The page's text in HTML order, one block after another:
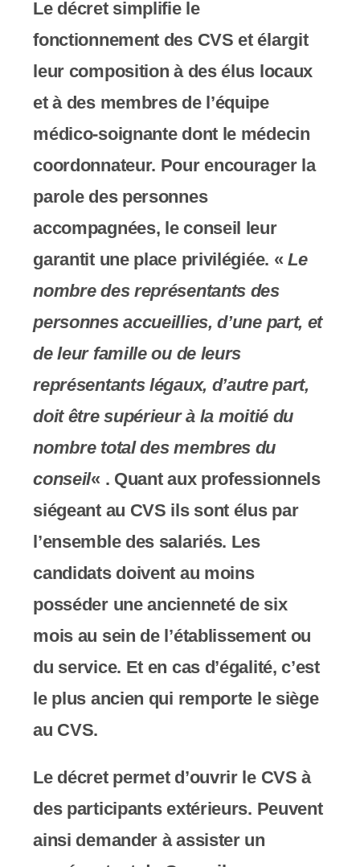
Le décret simplifie le
fonctionnement des CVS et élargit
leur composition à des élus locaux
et à des membres de l’équipe
médico-soignante dont le médecin
coordonnateur. Pour encourager la
parole des personnes
accompagnées, le conseil leur
garantit une place privilégiée. «Le
nombre des représentants des
personnes accueillies, d’une part, et
de leur famille ou de leurs
représentants légaux, d’autre part,
doit être supérieur à la moitié du
nombre total des membres du
conseil« . Quant aux professionnels
siégeant au CVS ils sont élus par
l’ensemble des salariés. Les
candidats doivent au moins
posséder une ancienneté de six
mois au sein de l’établissement ou
du service. Et en cas d’égalité, c’est
le plus ancien qui remporte le siège
au CVS.
Le décret permet d’ouvrir le CVS à
des participants extérieurs. Peuvent
ainsi demander à assister un